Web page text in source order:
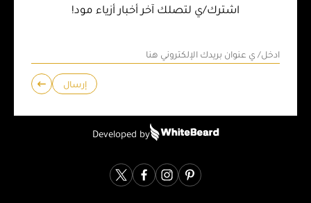
اشترك/ي لتصلك آخر أخبار أزياء مود!
إرسال
Developed by